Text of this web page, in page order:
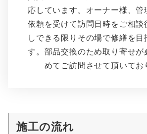
応しています。オーナー様、管
依頼を受けて訪問日時をご相談
しできる限りその場で修繕を目
す。部品交換のため取り寄せが
めてご訪問させて頂いてお
施工の流れ